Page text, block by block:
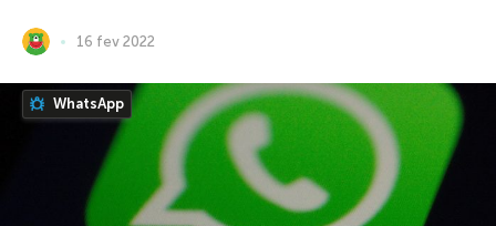
16 fev 2022
WhatsApp